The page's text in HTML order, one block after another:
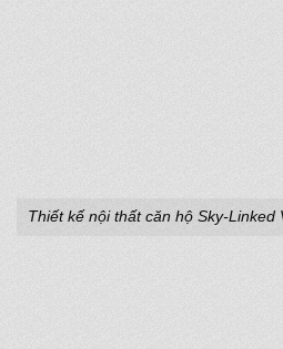
Thiết kế nội thất căn hộ Sky-Linked